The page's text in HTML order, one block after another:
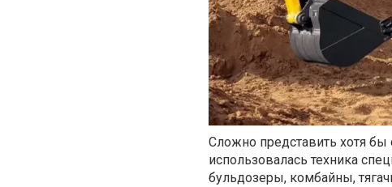
Сложно представить хотя бы
использовалась техника
бульдозеры, комбайны,